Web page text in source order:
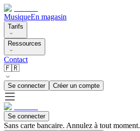
MusiqueEn magasin
Tarifs
Ressources
Contact
🇫🇷
Se connecter Créer un compte
Se connecter
Sans carte bancaire. Annulez à tout moment.